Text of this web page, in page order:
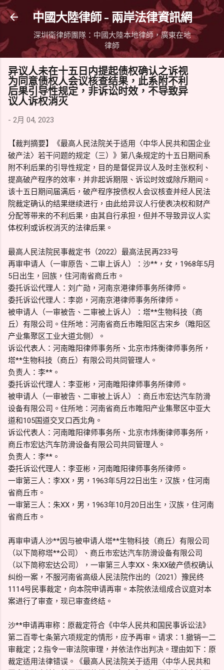
跳到主要內容
中國大陸律師 - 兩岸法律資訊網
深圳衛律師團隊：中國大陸本地律師，廣東在地
律師
异议人未在十五日内提起债权确认之诉视
为同意债权人会议核查结果，此系附不利
后果引导性规定，非诉讼时效，不导致异
议人诉权消灭
- 2月 04, 2023
【裁判摘要】《最高人民法院关于适用〈中华人民共和国企业
破产法〉若干问题的规定（三）》第八条规定的十五日期间系
附不利后果的引导性规定，目的是督促异议人及时主张权利、
提高破产程序的效率，并非起诉期限、诉讼时效或除斥期间。
该十五日期间届满后，破产程序按债权人会议核查并经人民法
院裁定确认的结果继续进行，由此给异议人行使表决权和财产
分配等带来的不利后果，由其自行承担，但并不导致异议人实
体权利或诉权消灭的法律后果。
最高人民法院民事裁定书（2022）最高法民再233号
再审申请人（一审原告、二审上诉人）：沙**，女，1968年5月
5日出生，回族，住河南省商丘市。
委托诉讼代理人：刘广勋，河南京港律师事务所律师。
委托诉讼代理人：李峁，河南京港律师事务所律师。
被申请人（一审被告、二审被上诉人）：塔**生物科技（商
丘）有限公司。住所地：河南省商丘市睢阳区古宋乡（睢阳区
产业集聚区工业大道北侧）。
诉讼代表人：河南睢阳律师事务所、北京市炜衡律师事务所，
塔**生物科技（商丘）有限公司共同管理人。
负责人：李**。
委托诉讼代理人：李亚彬，河南睢阳律师事务所律师。
被申请人（一审被告、二审被上诉人）：商丘市宏达汽车防滑
设备有限公司。住所地：河南省商丘市睢阳产业集聚区中亚大
道和105国道交叉口西北角。
诉讼代表人：河南睢阳律师事务所、北京市炜衡律师事务所，
商丘市宏达汽车防滑设备有限公司共同管理人。
负责人：李**。
委托诉讼代理人：李亚彬，河南睢阳律师事务所律师。
一审第三人：李XX，男，1963年5月22日出生，汉族，住河南
省商丘市。
一审第三人：朱XX，男，1963年10月20日出生，汉族，住河南
省商丘市。
再审申请人沙**因与被申请人塔**生物科技（商丘）有限公司
（以下简称塔**公司）、商丘市宏达汽车防滑设备有限公司
（以下简称宏达公司），一审第三人李XX、朱XX破产债权确认
纠纷一案，不服河南省高级人民法院作出的（2021）豫民终
1114号民事裁定，向本院申请再审。本院依法组成合议庭对本
案进行了审查，现已审查终结。
沙**申请再审称：原裁定符合《中华人民共和国民事诉讼法》
第二百零七条第六项规定的情形，应予再审。请求：1.撤销一二
审裁定；2.指令一审法院审理，并依法作出判决。理由如下：原
裁定适用法律错误。《最高人民法院关于适用〈中华人民共和